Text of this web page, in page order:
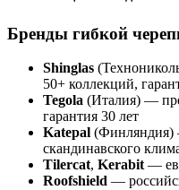
Бренды гибкой
Shinglas
50+ коллекций,
Tegola (Италия) —
гарантия 30 лет
Katepal (Финляндия)
скандинавского
Tilercat, Kerabit —
Roofshield —